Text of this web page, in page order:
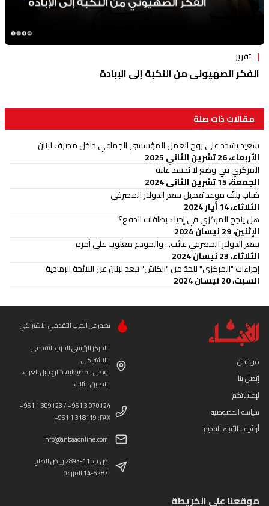
تقرير
الفكر الصهيوني من النكبة إلى الإبادة
مقالات ذات صلة
سعيد يشدد على روح العمل المؤسسي الجماعي داخل مصرف لبنان
الأربعاء، 26 تشرين الثاني 2025
المركزي في وضع لا يُحسد عليه
الجمعة، 15 تشرين الثاني 2024
ضباب يلفّ موعد تعديل سعر الدولار المصرفي
الثلاثاء، 14 أيار 2024
هل ينجح المركزي في إحياء بطاقات الدفع؟
الإثنين، 29 نيسان 2024
سعر الدولار المصرفي غائب... والمودع مغلوب على أمره
الثلاثاء، 23 نيسان 2024
إجراءات "المركزي" للحدّ من "الكاش" تبعد لبنان عن اللائحة الرمادية
السبت، 20 نيسان 2024
من نحن
إتصل بنا
لإعلاناتكم
سياسة الخصوصية
أرشيف الأنباء القديم
تصدر عن الحزب التقدمي الاشتراكي
المركز الرئيسي للحزب التقدمي
الاشتراكي
وطى المصيطبة، شارع جبل العرب،
الطابق الثالث
+961 1 309123 / +961 3 070124
+961 1 318119 :FAX
info@anbaaonline.com
ص.ب: 11-2893 رياض الصلح
14-5287 المزرعة
موقعنا على الخريطة